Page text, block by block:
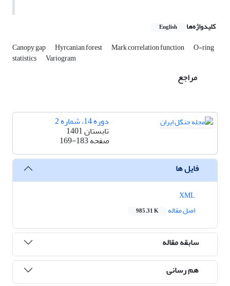
کلیدواژه‌ها English
Canopy gap Hyrcanian forest Mark correlation function O-ring
statistics Variogram
مراجع
دوره 14، شماره 2
تابستان 1401
صفحه169-183
فایل ها
اصل مقاله
985.31 K
سابقه مقاله
هم رسانی